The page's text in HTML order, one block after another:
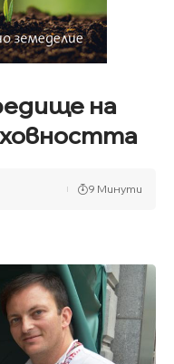
на
9 Минути